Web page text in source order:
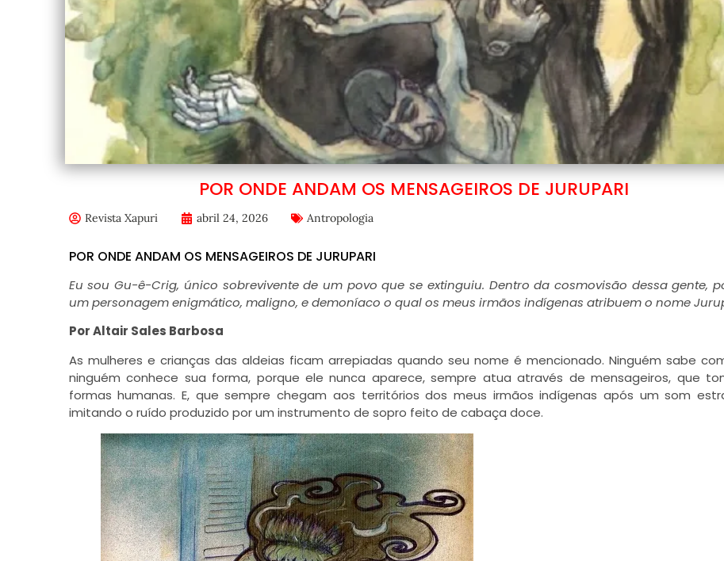
POR ONDE ANDAM OS MENSAGEIROS DE JURUPARI
Revista Xapuri abril 24, 2026 Antropologia
POR ONDE ANDAM OS MENSAGEIROS DE JURUPARI
Eu sou Gu-ê-Crig, único sobrevivente de um povo que se extinguiu. Dentro da cosmovisão dessa gente,
um personagem enigmático, maligno, e demoníaco o qual os meus irmãos indígenas atribuem o nome
Por Altair Sales Barbosa
As mulheres e crianças das aldeias ficam arrepiadas quando seu nome é mencionado. Ninguém sabe
ninguém conhece sua forma, porque ele nunca aparece, sempre atua através de mensageiros, que
formas humanas. E, que sempre chegam aos territórios dos meus irmãos indígenas após um som
imitando o ruído produzido por um instrumento de sopro feito de cabaça doce.